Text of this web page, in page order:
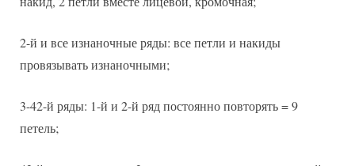
2-й и все изнаночные ряды: все петли и накиды
провязывать изнаночными;
3-42-й ряды: 1-й и 2-й ряд постоянно повторять = 9
петель;